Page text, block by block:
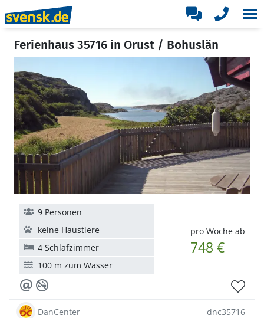
Ferienhaus 35716 in Orust / Bohuslän
pro Woche ab
748 €
9 Personen
keine Haustiere
4 Schlafzimmer
100 m zum Wasser
DanCenter dnc35716